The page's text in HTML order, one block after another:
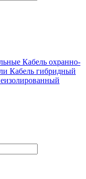
Кабель охранно-
Кабель гибридный